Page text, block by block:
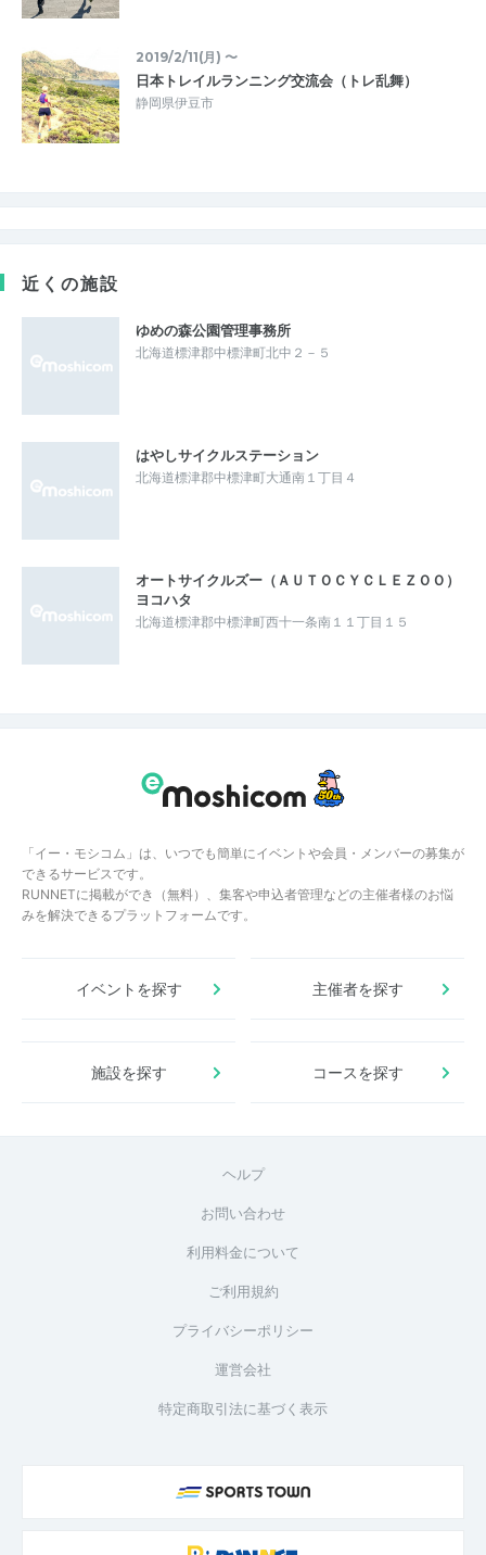
2019/2/11(月) 〜
日本トレイルランニング交流会（トレ乱舞）
静岡県伊豆市
近くの施設
ゆめの森公園管理事務所
北海道標津郡中標津町北中２－５
はやしサイクルステーション
北海道標津郡中標津町大通南１丁目４
オートサイクルズー（ＡＵＴＯＣＹＣＬＥＺＯＯ）
ヨコハタ
北海道標津郡中標津町西十一条南１１丁目１５
「イー・モシコム」は、いつでも簡単にイベントや会員・メンバーの募集が
できるサービスです。
RUNNETに掲載ができ（無料）、集客や申込者管理などの主催者様のお悩
みを解決できるプラットフォームです。
イベントを探す 主催者を探す
施設を探す コースを探す
ヘルプ
お問い合わせ
利用料金について
ご利用規約
プライバシーポリシー
運営会社
特定商取引法に基づく表示